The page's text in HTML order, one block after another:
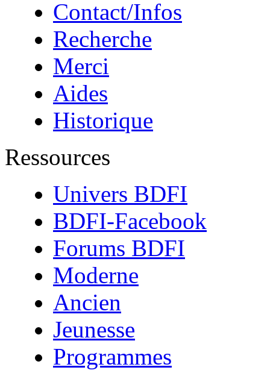
Contact/Infos
Recherche
Merci
Aides
Historique
Ressources
Univers BDFI
BDFI-Facebook
Forums BDFI
Moderne
Ancien
Jeunesse
Programmes